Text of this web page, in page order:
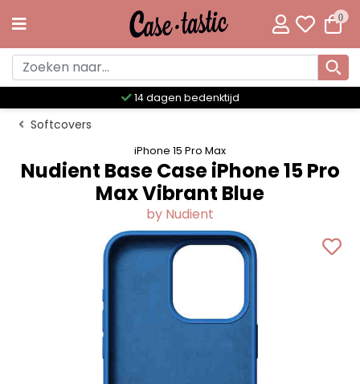
0
Softcovers
iPhone 15 Pro Max
Nudient Base Case iPhone 15 Pro
Max Vibrant Blue
by Nudient